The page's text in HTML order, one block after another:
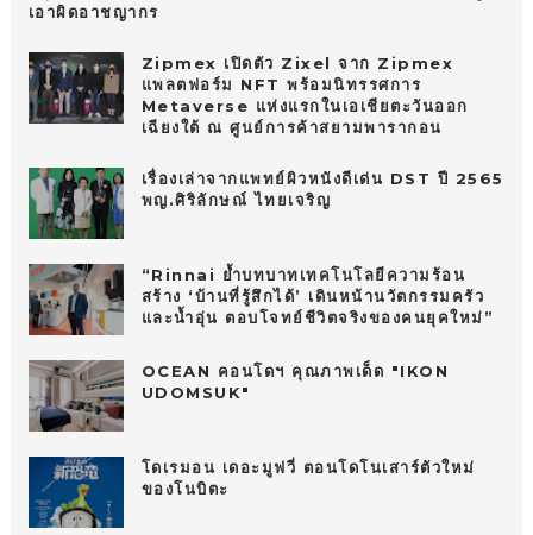
เอาผิดอาชญากร
Zipmex เปิดตัว Zixel จาก Zipmex
แพลตฟอร์ม NFT พร้อมนิทรรศการ
Metaverse แห่งแรกในเอเชียตะวันออก
เฉียงใต้ ณ ศูนย์การค้าสยามพารากอน
เรื่องเล่าจากแพทย์ผิวหนังดีเด่น DST ปี 2565
พญ.ศิริลักษณ์ ไทยเจริญ
“Rinnai ย้ำบทบาทเทคโนโลยีความร้อน
สร้าง ‘บ้านที่รู้สึกได้’ เดินหน้านวัตกรรมครัว
และน้ำอุ่น ตอบโจทย์ชีวิตจริงของคนยุคใหม่”
OCEAN คอนโดฯ คุณภาพเด็ด "IKON
UDOMSUK"
โดเรมอน เดอะมูฟวี่ ตอนโดโนเสาร์ตัวใหม่
ของโนบิตะ